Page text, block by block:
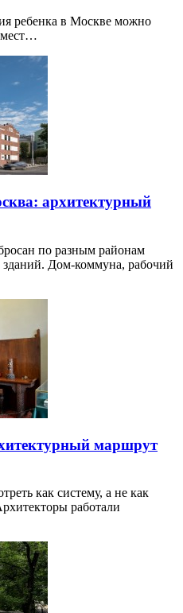
ребенка в Москве можно
мест…
архитектурный
по разным районам
Дом-коммуна, рабочий
маршрут
как систему, а не как
работали